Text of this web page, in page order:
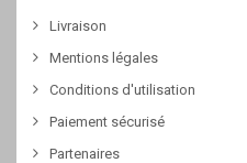
Livraison
Mentions légales
Conditions d'utilisation
Paiement sécurisé
Partenaires